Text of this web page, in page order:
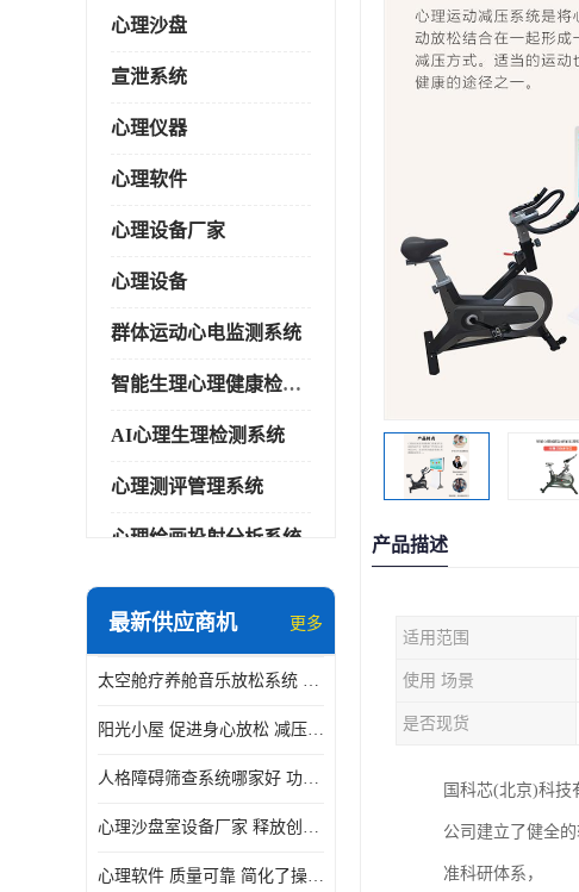
心理沙盘
宣泄系统
心理仪器
心理软件
心理设备厂家
心理设备
群体运动心电监测系统
智能生理心理健康检测系统
AI心理生理检测系统
心理测评管理系统
心理绘画投射分析系统
可变速催眠放松催眠套件
智能反馈训练系统
便携式生物反馈仪
最新供应商机 更多
太空舱疗养舱音乐放松系统 使用方便 可实时监测
阳光小屋 促进身心放松 减压放松音乐椅
人格障碍筛查系统哪家好 功能丰富 支持多级用户管理
心理沙盘室设备厂家 释放创造力 有利于集中和加强心理注意力
心理软件 质量可靠 简化了操作的步骤
产品描述
适用范围
使用 场景
是否现货
国科芯(北京)科技
公司建立了健全
准科研体系，